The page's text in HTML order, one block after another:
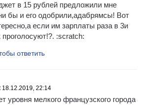
в 15 рублей предложили мне
бы и его одобрили,адабрямсы! Вот
если им зарплаты раза в 3и
проголосуют!?. :scratch:
ответить
18.12.2019, 22:14
уровня мелкого французского города